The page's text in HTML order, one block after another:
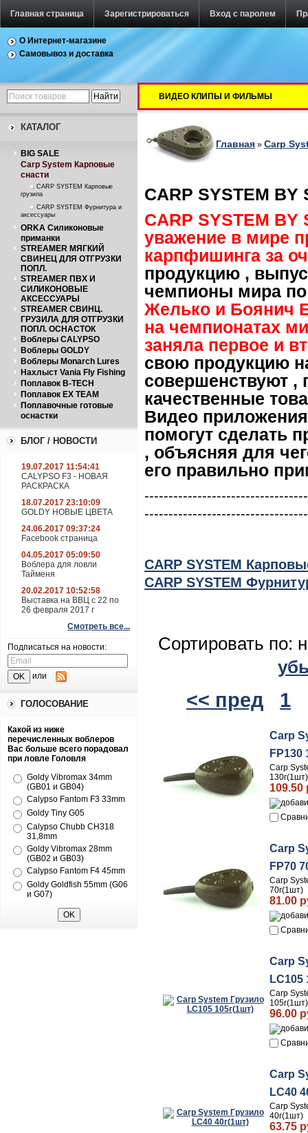
Главная страница Зарегистрироваться Вход с паролем
О Интернет-магазине
Самовывоз и доставка
КАТАЛОГ
BIG SALE
Carp System Карповые
снасти
CARP SYSTEM Карповые
грузила
CARP SYSTEM Фурнитура и
аксессуары
ORKA Силиконовые
приманки
STREAMER МЯГКИЙ
СВИНЕЦ ДЛЯ ОТГРУЗКИ
ПОПЛ.
STREAMER ПВХ И
СИЛИКОНОВЫЕ
АКСЕССУАРЫ
STREAMER СВИНЦ.
ГРУЗИЛА ДЛЯ ОТГРУЗКИ
ПОПЛ. ОСНАСТОК
Воблеры CALYPSO
Воблеры GOLDY
Воблеры Monarch Lures
Нахлыст Vania Fly Fishing
Поплавок B-TECH
Поплавок EX TEAM
Поплавочные готовые
оснастки
БЛОГ / НОВОСТИ
19.07.2017 11:54:41
CALYPSO F3 - НОВАЯ
РАСКРАСКА
18.07.2017 23:10:09
GOLDY НОВЫЕ ЦВЕТА
24.06.2017 09:37:24
Facebook страница
04.05.2017 05:09:50
Воблера для ловли
Тайменя
20.02.2017 10:52:58
Выставка на ВВЦ с 22 по
26 февраля 2017 г
Смотреть все...
Подписаться на новости:
или
ГОЛОСОВАНИЕ
Какой из ниже
перечисленных воблеров
Вас больше всего порадовал
при ловле Головля
Goldy Vibromax 34mm
(GB01 и GB04)
Calypso Fantom F3 33mm
Goldy Tiny G05
Calypso Chubb CH318
31,8mm
Goldy Vibromax 28mm
(GB02 и GB03)
Calypso Fantom F4 45mm
Goldy Goldfish 55mm (G06
и G07)
ВИДЕО КЛИПЫ И ФИЛЬМЫ
Главная » Carp
CARP SYSTEM BY
CARP SYSTEM BY
уважение в мире
карпфишинга за
продукцию ,
чемпионы мира
Желько и Боянич
на чемпионатах
заняла первое и
свою продукцию
совершенствуют ,
качественные
Видео
помогут сделать
, объясняя для
его правильно
----------------------------------
CARP SYSTEM
CARP SYSTEM
Сортировать по:
<< пред 1
Carp
FP130
Carp
130г(1шт)
109.50
Carp
FP70
Carp
70г(1шт)
81.00
Carp
LC105
Carp
105г(1шт)
96.00
Carp
LC40
Carp
40г(1шт)
63.75